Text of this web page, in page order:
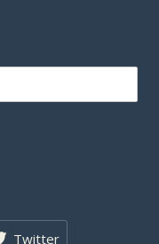
Twitter